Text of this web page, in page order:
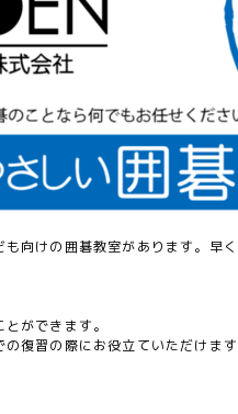
向けの囲碁教室があります。早
ができます。
復習の際にお役立ていただけます